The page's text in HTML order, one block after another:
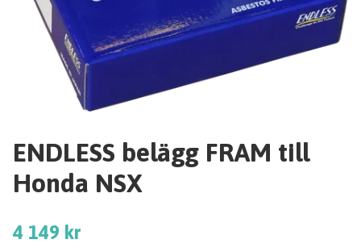
ENDLESS belägg FRAM till
Honda NSX
4 149 kr